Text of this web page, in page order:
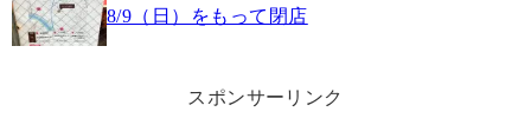
8/9（日）をもって閉店
スポンサーリンク